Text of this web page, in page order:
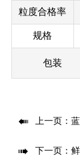
粒度合格率
规格
包装
 上一页：
 下一页：